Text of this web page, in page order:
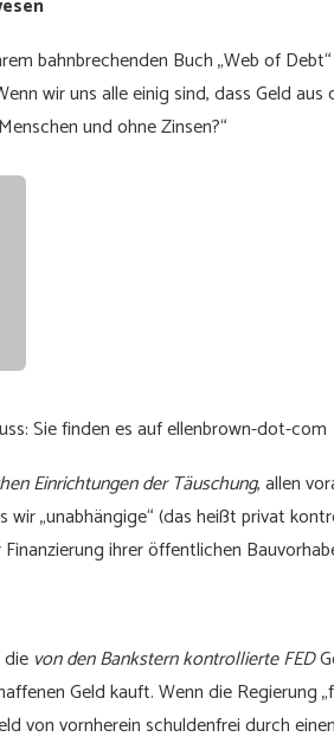
bahnbrechenden Buch „Web of
wir uns alle einig sind, dass Geld
und ohne Zinsen?“
Sie finden es auf ellenbrown-dot-com
Einrichtungen der Täuschung, allen
wir „unabhängige“ (das heißt privat
ihrer öffentlichen
von den Bankstern kontrollierte FED
Geld kauft. Wenn die Regierung
von vornherein schuldenfrei durch